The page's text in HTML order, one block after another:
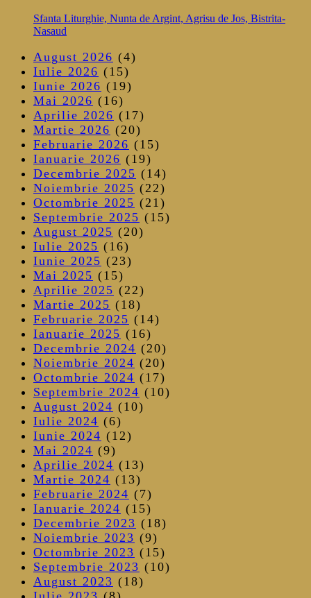
Sfanta Liturghie, Nunta de Argint, Agrisu de Jos, Bistrita-
Nasaud
August 2026 (4)
Iulie 2026 (15)
Iunie 2026 (19)
Mai 2026 (16)
Aprilie 2026 (17)
Martie 2026 (20)
Februarie 2026 (15)
Ianuarie 2026 (19)
Decembrie 2025 (14)
Noiembrie 2025 (22)
Octombrie 2025 (21)
Septembrie 2025 (15)
August 2025 (20)
Iulie 2025 (16)
Iunie 2025 (23)
Mai 2025 (15)
Aprilie 2025 (22)
Martie 2025 (18)
Februarie 2025 (14)
Ianuarie 2025 (16)
Decembrie 2024 (20)
Noiembrie 2024 (20)
Octombrie 2024 (17)
Septembrie 2024 (10)
August 2024 (10)
Iulie 2024 (6)
Iunie 2024 (12)
Mai 2024 (9)
Aprilie 2024 (13)
Martie 2024 (13)
Februarie 2024 (7)
Ianuarie 2024 (15)
Decembrie 2023 (18)
Noiembrie 2023 (9)
Octombrie 2023 (15)
Septembrie 2023 (10)
August 2023 (18)